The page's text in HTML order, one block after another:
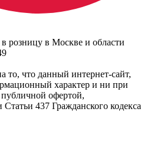
розницу в Москве и области
что данный интернет-сайт,
характер и ни при
публичной офертой,
437 Гражданского кодекса